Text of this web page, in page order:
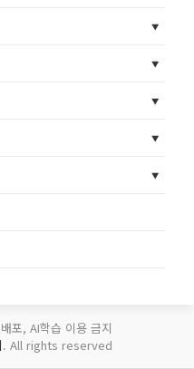
포, AI학습 이용 금지
. All rights reserved